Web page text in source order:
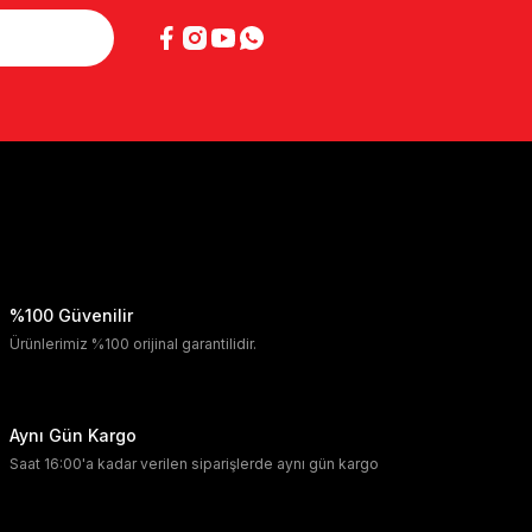
%100 Güvenilir
Ürünlerimiz %100 orijinal garantilidir.
Aynı Gün Kargo
Saat 16:00'a kadar verilen siparişlerde aynı gün kargo